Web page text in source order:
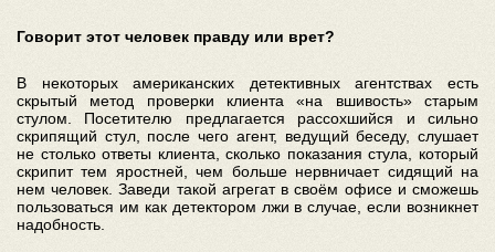
Говорит этот человек правду или врет?
В некоторых американских детективных агентствах есть
скрытый метод проверки клиента «на вшивость» старым
стулом. Посетителю предлагается рассохшийся и сильно
скрипящий стул, после чего агент, ведущий беседу, слушает
не столько ответы клиента, сколько показания стула, который
скрипит тем яростней, чем больше нервничает сидящий на
нем человек. Заведи такой агрегат в своём офисе и сможешь
пользоваться им как детектором лжи в случае, если возникнет
надобность.